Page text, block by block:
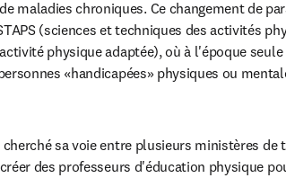
maladies chroniques. Ce changement de
(sciences et techniques des activités
physique adaptée), où à l'époque
«handicapées» physiques ou
sa voie entre plusieurs ministères
des professeurs d'éducation physique